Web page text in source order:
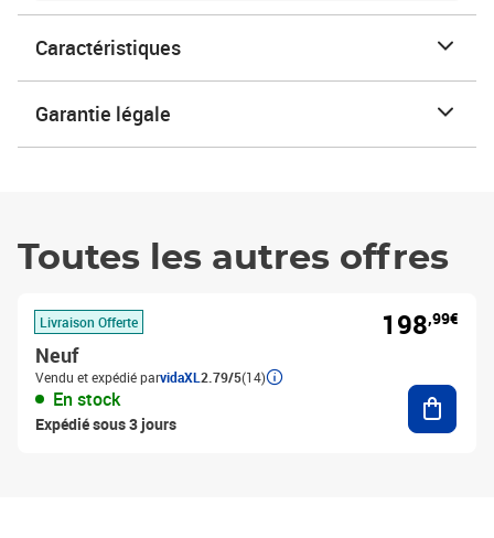
Caractéristiques
Garantie légale
Toutes les autres offres
Livraison Offerte
Neuf
Vendu et expédié parvidaXL 2.79/5(14)
En stock
Expédié sous 3 jours
198,99€